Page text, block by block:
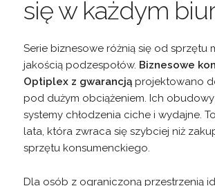
się w każdym
Serie biznesowe różnią się od sprzętu
jakością podzespołów. Biznesowe
Optiplex z gwarancjąprojektowano
pod dużym obciążeniem. Ich
systemy chłodzenia ciche i wydajne.
lata, która zwraca się szybciej niż
sprzętu konsumenckiego.
Dla osób z ograniczoną przestrzenią